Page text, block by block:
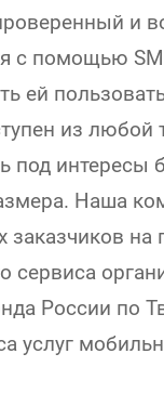
и
с помощью
ей
из любой
под интересы
Наша
заказчиков
России по
услуг